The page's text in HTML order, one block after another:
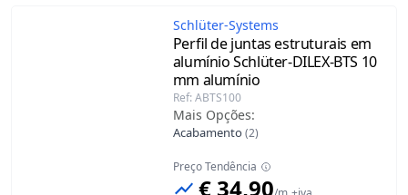
Schlüter-Systems
Perﬁl de juntas estruturais em
alumínio Schlüter-DILEX-BTS 10
mm alumínio
Ref: ABTS100
Mais Opções:
Acabamento(2)
Preço Tendência
€ 34,90